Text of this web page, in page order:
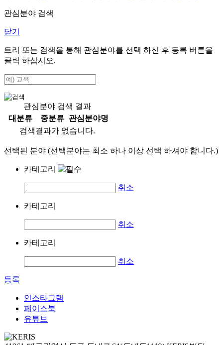
관심분야 검색
닫기
트리 또는 검색을 통해 관심분야를 선택 하신 후 등록 버튼을
클릭 하십시오.
관심분야 검색 결과
대분류
중분류
관심분야명
검색결과가 없습니다.
선택된 분야 (선택분야는 최소 하나 이상 선택 하셔야 합니다.)
카테고리
취소
카테고리
취소
카테고리
취소
등록
인스타그램
페이스북
유튜브